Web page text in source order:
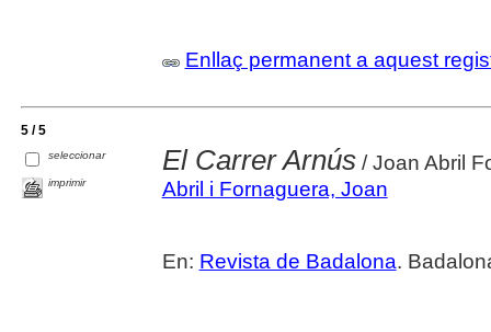
Enllaç permanent a aquest
5 / 5
seleccionar
imprimir
El Carrer Arnús/ Joan Abril
Abril i Fornaguera, Joan
En: Revista de Badalona.